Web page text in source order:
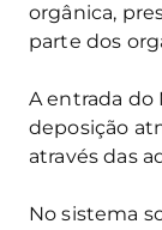
orgânica,
parte dos
A entrada do
deposição
através das
No sistema